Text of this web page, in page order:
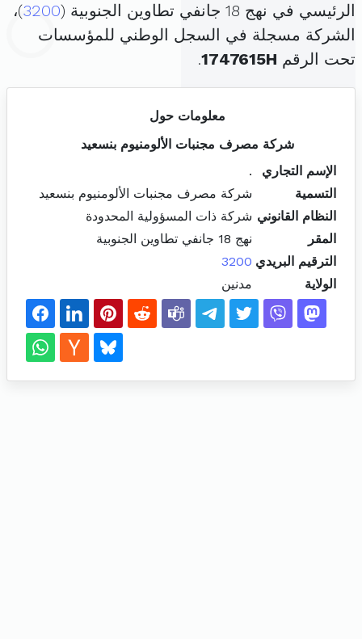
الرئيسي في نهج 18 جانفي تطاوين الجنوبية (
3200)،
الشركة مسجلة في السجل الوطني للمؤسسات
تحت الرقم 1747615H
.
معلومات حول
شركة مصرف مجنبات الألومنيوم بنسعيد
الإسم التجاري
.
التسمية
شركة مصرف مجنبات الألومنيوم بنسعيد
النظام القانوني شركة ذات المسؤولية المحدودة
المقر
نهج 18 جانفي تطاوين الجنوبية
الترقيم البريدي 3200
الولاية
مدنين